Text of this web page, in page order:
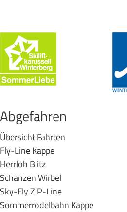
Abgefahren
Übersicht Fahrten
Fly-Line Kappe
Herrloh Blitz
Schanzen Wirbel
Sky-Fly ZIP-Line
Sommerrodelbahn Kappe